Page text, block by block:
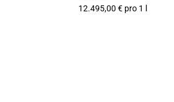
12.495,00 € pro 1 l